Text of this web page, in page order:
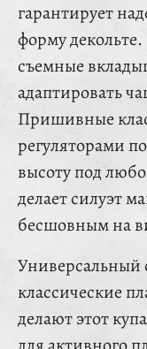
гарантирует
форму
съемные
адаптировать
Пришивные
регуляторами
высоту под
делает силуэт
бесшовным на
Универсальный
классические
делают этот